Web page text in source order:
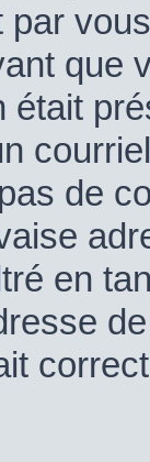
que
était
de
en